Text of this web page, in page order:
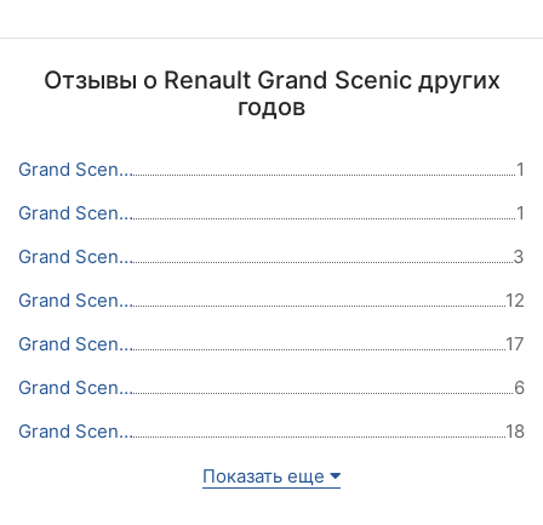
Отзывы о Renault Grand Scenic других
годов
Grand Scenic 2018
1
Grand Scenic 2016
1
Grand Scenic 2015
3
Grand Scenic 2014
12
Grand Scenic 2013
17
Grand Scenic 2012
6
Grand Scenic 2011
18
Показать еще